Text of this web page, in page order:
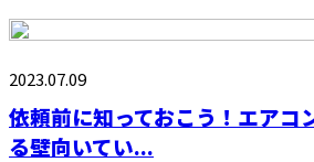
2023.07.09
依頼前に知っておこう！エアコ
る壁向いてい...